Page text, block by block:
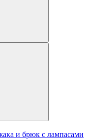
и брюк с лампасами